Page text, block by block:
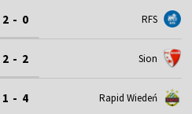
2 - 0 RFS
2 - 2 Sion
1 - 4 Rapid Wiedeń